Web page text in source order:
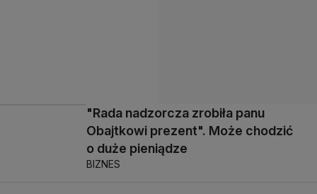
"Rada nadzorcza zrobiła panu
Obajtkowi prezent". Może chodzić
o duże pieniądze
BIZNES